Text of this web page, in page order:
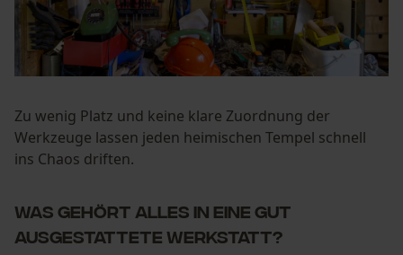
Zu wenig Platz und keine klare Zuordnung der
Werkzeuge lassen jeden heimischen Tempel schnell
ins Chaos driften.
Was gehört alles in eine gut
ausgestattete Werkstatt?